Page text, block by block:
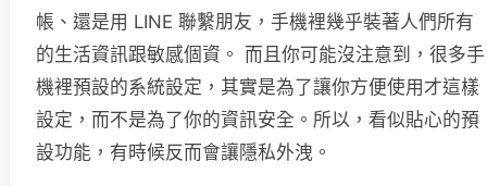
帳、還是用 LINE 聯繫朋友，手機裡幾乎裝著人們所有
的生活資訊跟敏感個資。 而且你可能沒注意到，很多手
機裡預設的系統設定，其實是為了讓你方便使用才這樣
設定，而不是為了你的資訊安全。所以，看似貼心的預
設功能，有時候反而會讓隱私外洩。